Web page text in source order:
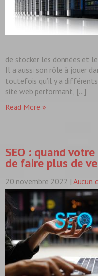
de stocker les données et
Il a aussi son rôle à jouer
toutefois qu’il y a
site web performant, […]
Read More »
SEO : quand
de faire plus de
20 novembre 2022 |Aucun